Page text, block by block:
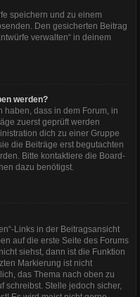
speichern und zu einem
Den gesicherten Beitrag
verwalten“ in deinem
werden?
dass in dem Forum, in
zuerst geprüft werden
dich zu einer Gruppe
die Beiträge erst begutachten
Bitte kontaktiere die Board-
dazu benötigst.
Links in der Beitragsansicht
auf die erste Seite des Forums
siehst, dann ist die Funktion
Markierung ist nicht
das Thema nach oben zu
schreibst. Stelle jedoch sicher,